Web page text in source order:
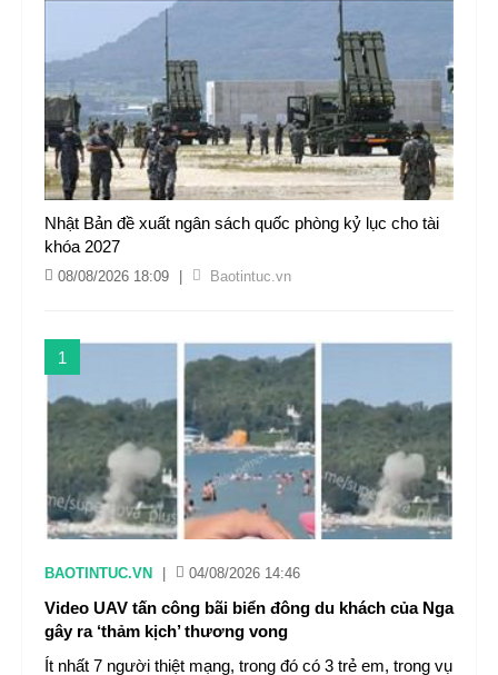
Nhật Bản đề xuất ngân sách quốc phòng kỷ lục cho tài
khóa 2027
08/08/2026 18:09 Baotintuc.vn
1
BAOTINTUC.VN 04/08/2026 14:46
Video UAV tấn công bãi biển đông du khách của Nga
gây ra ‘thảm kịch’ thương vong
Ít nhất 7 người thiệt mạng, trong đó có 3 trẻ em, trong vụ